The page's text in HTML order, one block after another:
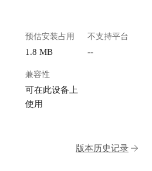
预估安装占用
1.8 MB
不支持平台
--
兼容性
可在此设备上
使用
版本历史记录